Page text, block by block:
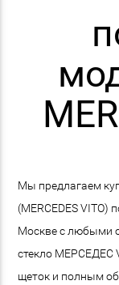
Мы предлагаем
(MERCEDES VITO)
Москве с любыми
стекло МЕРСЕДЕС
щеток и полным